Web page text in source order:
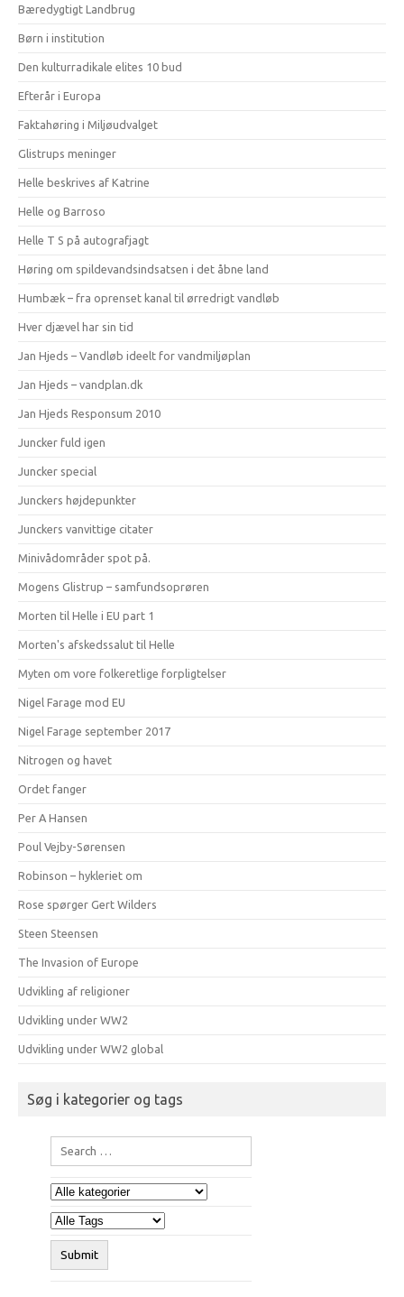
Bæredygtigt Landbrug
Børn i institution
Den kulturradikale elites 10 bud
Efterår i Europa
Faktahøring i Miljøudvalget
Glistrups meninger
Helle beskrives af Katrine
Helle og Barroso
Helle T S på autografjagt
Høring om spildevandsindsatsen i det åbne land
Humbæk – fra oprenset kanal til ørredrigt vandløb
Hver djævel har sin tid
Jan Hjeds – Vandløb ideelt for vandmiljøplan
Jan Hjeds – vandplan.dk
Jan Hjeds Responsum 2010
Juncker fuld igen
Juncker special
Junckers højdepunkter
Junckers vanvittige citater
Minivådområder spot på.
Mogens Glistrup – samfundsoprøren
Morten til Helle i EU part 1
Morten's afskedssalut til Helle
Myten om vore folkeretlige forpligtelser
Nigel Farage mod EU
Nigel Farage september 2017
Nitrogen og havet
Ordet fanger
Per A Hansen
Poul Vejby-Sørensen
Robinson – hykleriet om
Rose spørger Gert Wilders
Steen Steensen
The Invasion of Europe
Udvikling af religioner
Udvikling under WW2
Udvikling under WW2 global
Søg i kategorier og tags